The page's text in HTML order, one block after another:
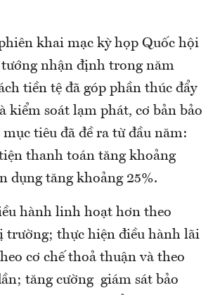
khai mạc kỳ họp Quốc hội
nhận định trong năm
tiền tệ đã góp phần thúc đẩy
kiểm soát lạm phát, cơ bản bảo
mục tiêu đã đề ra từ đầu năm:
thanh toán tăng khoảng
dụng tăng khoảng 25%.
hành linh hoạt hơn theo
trường; thực hiện điều hành lãi
cơ chế thoả thuận và theo
tăng cường giám sát bảo